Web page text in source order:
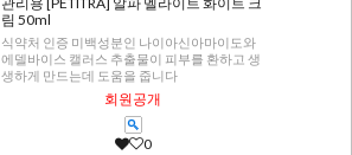
림 50ml
식약처 인증 미백성분인 나이아신아마이도와
에델바이스 캘러스 추출물이 피부를 환하고 생
생하게 만드는데 도움을 줍니다
회원공개
0